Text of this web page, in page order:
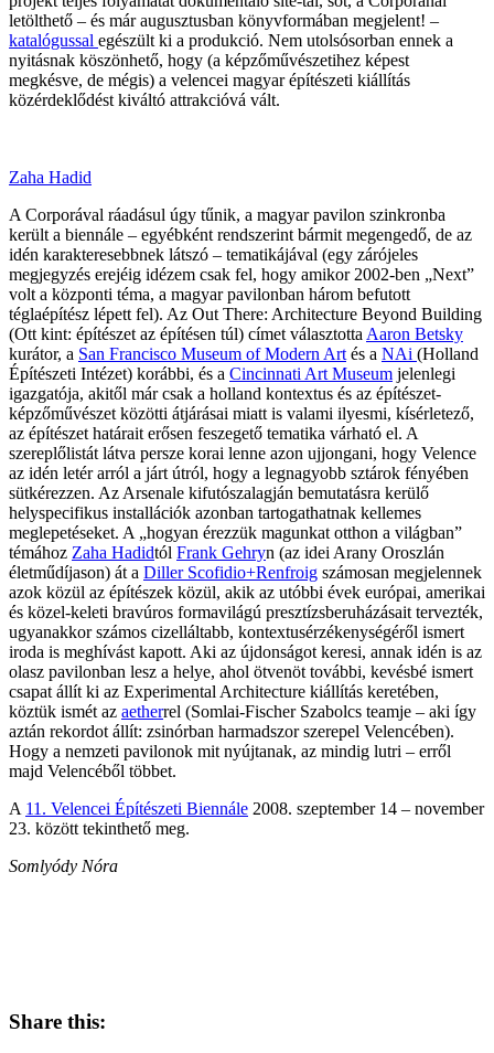
letölthető – és már augusztusban könyvformában megjelent! –
katalógussal egészült ki a produkció. Nem utolsósorban ennek a
nyitásnak köszönhető, hogy (a képzőművészetihez képest
megkésve, de mégis) a velencei magyar építészeti kiállítás
közérdeklődést kiváltó attrakcióvá vált.
Zaha Hadid
A Corporával ráadásul úgy tűnik, a magyar pavilon szinkronba
került a biennále – egyébként rendszerint bármit megengedő, de az
idén karakteresebbnek látszó – tematikájával (egy zárójeles
megjegyzés erejéig idézem csak fel, hogy amikor 2002-ben „Next”
volt a központi téma, a magyar pavilonban három befutott
téglaépítész lépett fel). Az Out There: Architecture Beyond Building
(Ott kint: építészet az építésen túl) címet választotta Aaron Betsky
kurátor, a San Francisco Museum of Modern Art és a NAi (Holland
Építészeti Intézet) korábbi, és a Cincinnati Art Museum jelenlegi
igazgatója, akitől már csak a holland kontextus és az építészet-
képzőművészet közötti átjárásai miatt is valami ilyesmi, kísérletező,
az építészet határait erősen feszegető tematika várható el. A
szereplőlistát látva persze korai lenne azon ujjongani, hogy Velence
az idén letér arról a járt útról, hogy a legnagyobb sztárok fényében
sütkérezzen. Az Arsenale kifutószalagján bemutatásra kerülő
helyspecifikus installációk azonban tartogathatnak kellemes
meglepetéseket. A „hogyan érezzük magunkat otthon a világban”
témához Zaha Hadidtól Frank Gehryn (az idei Arany Oroszlán
életműdíjason) át a Diller Scofidio+Renfroig számosan megjelennek
azok közül az építészek közül, akik az utóbbi évek európai, amerikai
és közel-keleti bravúros formavilágú presztízsberuházásait tervezték,
ugyanakkor számos cizelláltabb, kontextusérzékenységéről ismert
iroda is meghívást kapott. Aki az újdonságot keresi, annak idén is az
olasz pavilonban lesz a helye, ahol ötvenöt további, kevésbé ismert
csapat állít ki az Experimental Architecture kiállítás keretében,
köztük ismét az aetherrel (Somlai-Fischer Szabolcs teamje – aki így
aztán rekordot állít: zsinórban harmadszor szerepel Velencében).
Hogy a nemzeti pavilonok mit nyújtanak, az mindig lutri – erről
majd Velencéből többet.
A 11. Velencei Építészeti Biennále 2008. szeptember 14 – november
23. között tekinthető meg.
Somlyódy Nóra
Share this: